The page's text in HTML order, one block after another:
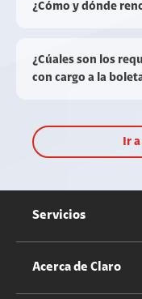
¿Cómo y dónde
¿Cúales son los
con cargo a la
Ir
Servicios
Servicios Móviles
Acerca de Claro